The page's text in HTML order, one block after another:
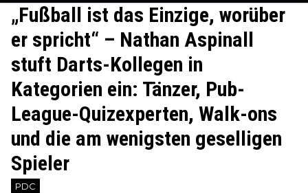
„Fußball ist das Einzige, worüber
er spricht“ – Nathan Aspinall
stuft Darts-Kollegen in
Kategorien ein: Tänzer, Pub-
League-Quizexperten, Walk-ons
und die am wenigsten geselligen
Spieler
PDC